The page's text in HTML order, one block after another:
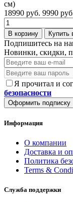
см)
18990 руб. 9990
В корзину Купить
Подпишитесь на
Новинки, скидки,
Я прочитал и
безопасности
Оформить подписку
Информация
О компании
Доставка и
Политика
Terms &
Служба поддержки